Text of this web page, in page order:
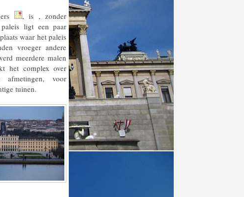
, is , zonder
ligt een paar
waar het paleis
vroeger andere
meerdere malen
het complex over
afmetingen, voor
tuinen.